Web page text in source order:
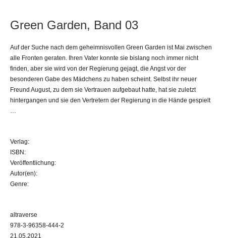
Green Garden, Band 03
Auf der Suche nach dem geheimnisvollen Green Garden ist Mai zwischen
alle Fronten geraten. Ihren Vater konnte sie bislang noch immer nicht
finden, aber sie wird von der Regierung gejagt, die Angst vor der
besonderen Gabe des Mädchens zu haben scheint. Selbst ihr neuer
Freund August, zu dem sie Vertrauen aufgebaut hatte, hat sie zuletzt
hintergangen und sie den Vertretern der Regierung in die Hände gespielt
…
Verlag:
ISBN:
Veröffentlichung:
Autor(en):
Genre:
altraverse
978-3-96358-444-2
21.05.2021